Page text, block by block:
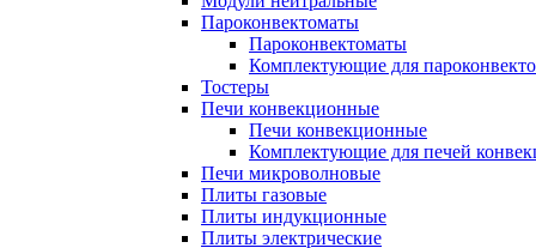
Пароконвектоматы
Пароконвектоматы
Комплектующие для
Тостеры
Печи конвекционные
Печи конвекционные
Комплектующие для печей
Печи микроволновые
Плиты газовые
Плиты индукционные
Плиты электрические